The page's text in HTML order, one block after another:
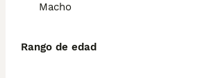
Macho
Rango de edad